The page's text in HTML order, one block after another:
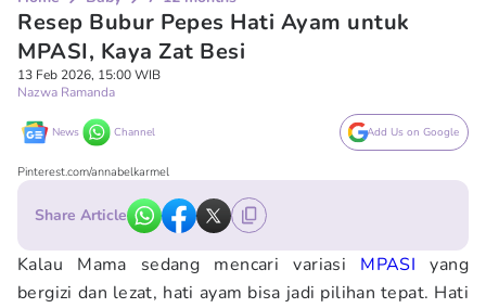
Resep Bubur Pepes Hati Ayam untuk
MPASI, Kaya Zat Besi
13 Feb 2026, 15:00 WIB
Nazwa Ramanda
News Channel Add Us on Google
Pinterest.com/annabelkarmel
Share Article
Kalau Mama sedang mencari variasi MPASI yang
bergizi dan lezat, hati ayam bisa jadi pilihan tepat. Hati